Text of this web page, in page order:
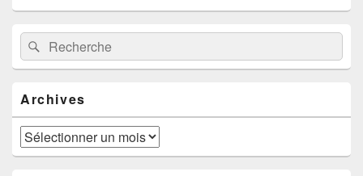
Zone
principale
de
widget
barre
latérale
Recherche :Rechercher
Archives
Archives